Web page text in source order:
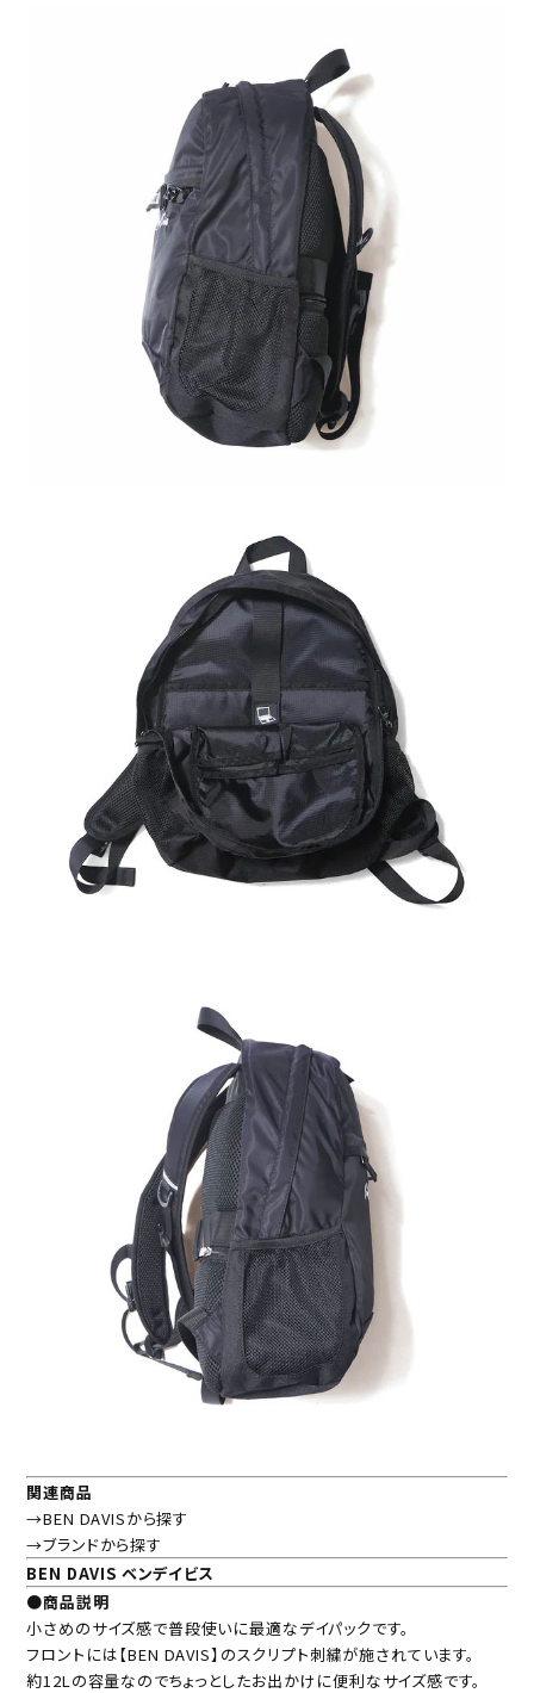
関連商品
→BEN DAVISから探す
→ブランドから探す
BEN DAVIS ベンデイビス
●商品説明
小さめのサイズ感で普段使いに最適なデイパックです。
フロントには【BEN DAVIS】のスクリプト刺繍が施されています。
約12Lの容量なのでちょっとしたお出かけに便利なサイズ感です。